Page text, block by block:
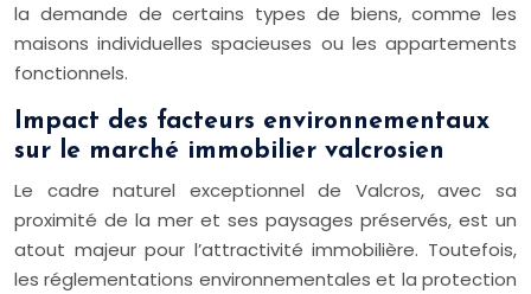
la demande de certains types de biens, comme les
maisons individuelles spacieuses ou les appartements
fonctionnels.
Impact des facteurs environnementaux
sur le marché immobilier valcrosien
Le cadre naturel exceptionnel de Valcros, avec sa
proximité de la mer et ses paysages préservés, est un
atout majeur pour l’attractivité immobilière. Toutefois,
les réglementations environnementales et la protection